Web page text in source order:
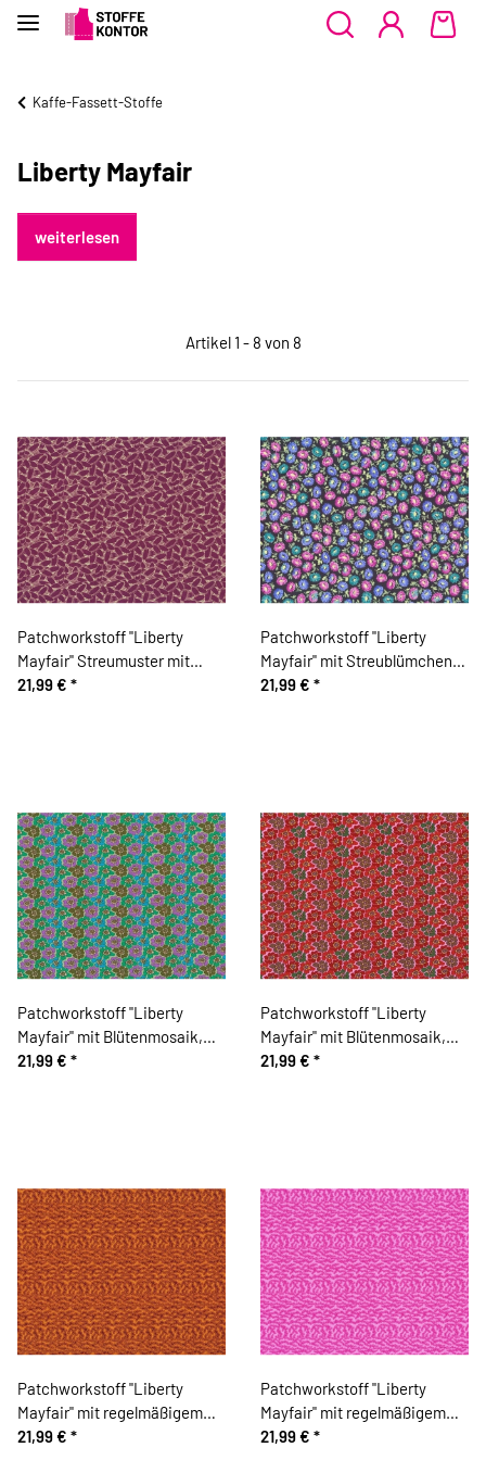
Kaffe-Fassett-Stoffe
Liberty Mayfair
weiterlesen
Artikel 1 - 8 von 8
Patchworkstoff "Liberty
Mayfair" Streumuster mit
kleinen Ovalen, helles
21,99 € *
Patchworkstoff "Liberty
Mayfair" mit Streublümchen,
gedecktes pink-anthrazit
21,99 € *
Patchworkstoff "Liberty
Mayfair" mit Blütenmosaik,
blaugrün-olive
21,99 € *
Patchworkstoff "Liberty
Mayfair" mit Blütenmosaik,
rot-grün
21,99 € *
Patchworkstoff "Liberty
Mayfair" mit regelmäßigem
Korallenmuster, dunkles
21,99 € *
Patchworkstoff "Liberty
Mayfair" mit regelmäßigem
Korallenmuster, pink
21,99 € *